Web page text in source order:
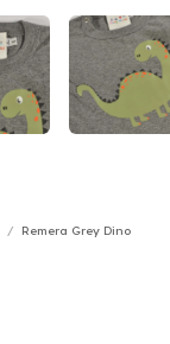
/ Remera Grey Dino